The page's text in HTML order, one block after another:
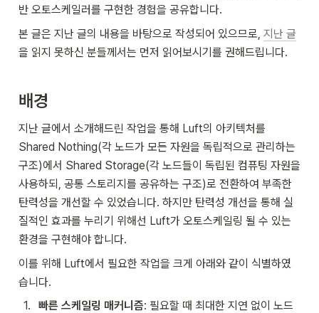
반 오토스케일러를 구현한 경험을 공유합니다.
본 글은 지난 글의 내용을 바탕으로 작성되어 있으므로, 지난 글
을 읽지 못하신 분들께서는 먼저 읽어보시기를 권해드립니다.
배경
지난 글에서 소개해드린 작업을 통해 Luft의 아키텍처를
Shared Nothing(각 노드가 모든 자원을 독립적으로 관리하는
구조)에서 Shared Storage(각 노드들이 독립된 컴퓨팅 자원을
사용하되, 공통 스토리지를 공유하는 구조)로 전환하여 부족한
탄력성을 개선할 수 있었습니다. 하지만 탄력성 개선을 통해 실
질적인 효과를 누리기 위해선 Luft가 오토스케일링 될 수 있는
환경을 구현해야 합니다.
이를 위해 Luft에서 필요한 작업을 크게 아래와 같이 식별하였
습니다.
1. 빠른 스케일링 매커니즘: 필요할 때 최대한 지연 없이 노드